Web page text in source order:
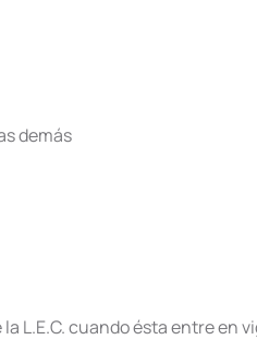
demás
L.E.C. cuando ésta entre en